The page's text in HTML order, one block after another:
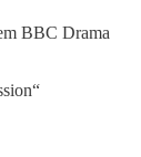
BBC Drama